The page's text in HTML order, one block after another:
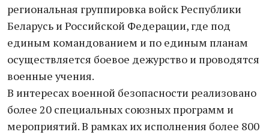
региональная группировка войск Республики
Беларусь и Российской Федерации, где под
единым командованием и по единым планам
осуществляется боевое дежурство и проводятся
военные учения.
В интересах военной безопасности реализовано
более 20 специальных союзных программ и
мероприятий. В рамках их исполнения более 800